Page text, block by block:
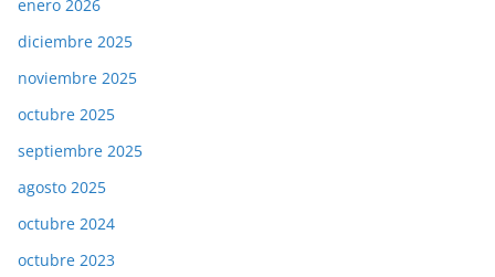
enero 2026
diciembre 2025
noviembre 2025
octubre 2025
septiembre 2025
agosto 2025
octubre 2024
octubre 2023